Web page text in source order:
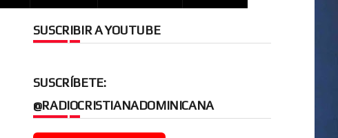
SUSCRIBIR A YOUTUBE
SUSCRÍBETE:
@RADIOCRISTIANADOMINICANA